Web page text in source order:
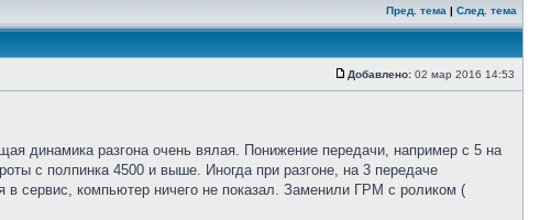
Пред. тема | След. тема
Добавлено: 02 мар 2016 14:53
динамика разгона очень вялая. Понижение передачи, например с 5 на
с полпинка 4500 и выше. Иногда при разгоне, на 3 передаче
в сервис, компьютер ничего не показал. Заменили ГРМ с роликом (